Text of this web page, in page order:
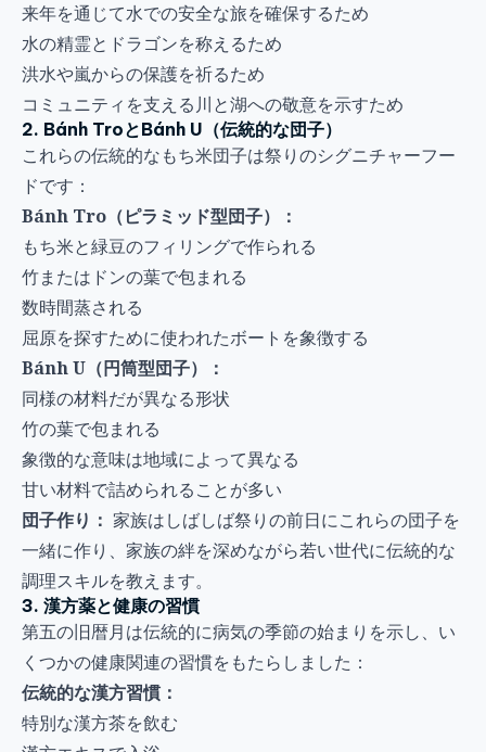
来年を通じて水での安全な旅を確保するため
水の精霊とドラゴンを称えるため
洪水や嵐からの保護を祈るため
コミュニティを支える川と湖への敬意を示すため
2. Bánh TroとBánh U（伝統的な団子）
これらの伝統的なもち米団子は祭りのシグニチャーフー
ドです：
Bánh Tro（ピラミッド型団子）：
もち米と緑豆のフィリングで作られる
竹またはドンの葉で包まれる
数時間蒸される
屈原を探すために使われたボートを象徴する
Bánh U（円筒型団子）：
同様の材料だが異なる形状
竹の葉で包まれる
象徴的な意味は地域によって異なる
甘い材料で詰められることが多い
団子作り： 家族はしばしば祭りの前日にこれらの団子を
一緒に作り、家族の絆を深めながら若い世代に伝統的な
調理スキルを教えます。
3. 漢方薬と健康の習慣
第五の旧暦月は伝統的に病気の季節の始まりを示し、い
くつかの健康関連の習慣をもたらしました：
伝統的な漢方習慣：
特別な漢方茶を飲む